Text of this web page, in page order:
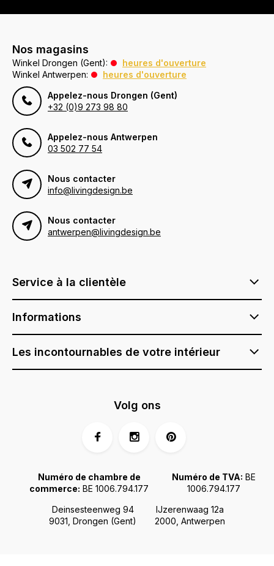
Nos magasins
Winkel Drongen (Gent):
heures d'ouverture
Winkel Antwerpen:
heures d'ouverture
Appelez-nous Drongen (Gent)
+32 (0)9 273 98 80
Appelez-nous Antwerpen
03 502 77 54
Nous contacter
info@livingdesign.be
Nous contacter
antwerpen@livingdesign.be
Service à la clientèle
Informations
Les incontournables de votre intérieur
Deinsesteenweg 94
9031, Drongen (Gent)
IJzerenwaag 12a
2000, Antwerpen
Numéro de chambre de
commerce: BE 1006.794.177
Numéro de TVA: BE
1006.794.177
Volg ons